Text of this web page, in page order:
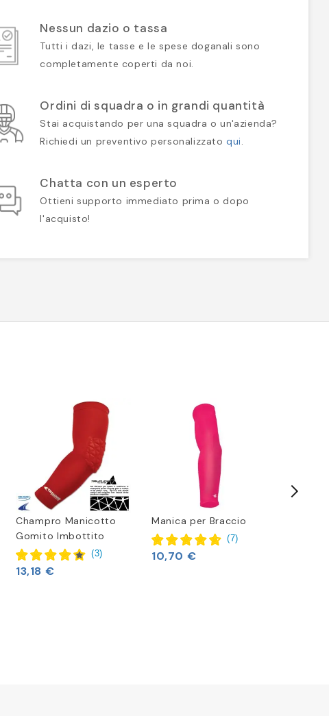
Nessun dazio o tassa
Tutti i dazi, le tasse e le spese doganali sono
completamente coperti da noi.
Ordini di squadra o in grandi quantità
Stai acquistando per una squadra o un'azienda?
Richiedi un preventivo personalizzatoqui.
Chatta con un esperto
Ottieni supporto immediato prima o dopo
l'acquisto!
Champro Manicotto
Gomito Imbottito
(3)
13,18 €
Manica per Braccio
(7)
10,70 €